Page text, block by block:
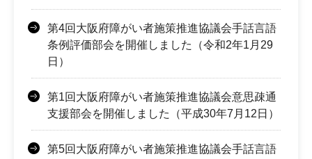
第4回大阪府障がい者施策推進協議会手話言語
条例評価部会を開催しました（令和2年1月29
日）
第1回大阪府障がい者施策推進協議会意思疎通
支援部会を開催しました（平成30年7月12日）
第5回大阪府障がい者施策推進協議会手話言語